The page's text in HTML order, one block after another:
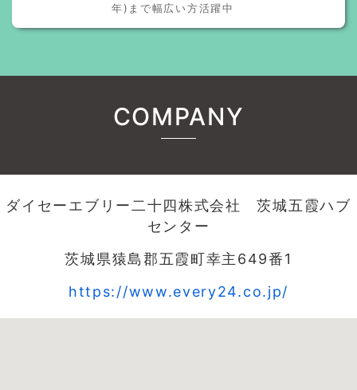
年)まで幅広い方活躍中
COMPANY
ダイセーエブリー二十四株式会社 茨城五霞ハブ
センター
茨城県猿島郡五霞町幸主649番1
https://www.every24.co.jp/